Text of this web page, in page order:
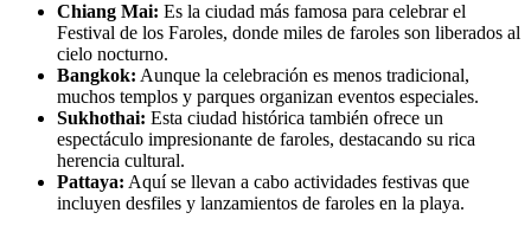
Chiang Mai: Es la ciudad más famosa para celebrar el
Festival de los Faroles, donde miles de faroles son liberados al
cielo nocturno.
Bangkok: Aunque la celebración es menos tradicional,
muchos templos y parques organizan eventos especiales.
Sukhothai: Esta ciudad histórica también ofrece un
espectáculo impresionante de faroles, destacando su rica
herencia cultural.
Pattaya: Aquí se llevan a cabo actividades festivas que
incluyen desfiles y lanzamientos de faroles en la playa.